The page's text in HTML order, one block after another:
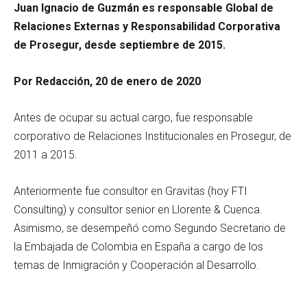
Juan Ignacio de Guzmán es responsable Global de
Relaciones Externas y Responsabilidad Corporativa
de Prosegur, desde septiembre de 2015.
Por Redacción, 20 de enero de 2020
Antes de ocupar su actual cargo, fue responsable
corporativo de Relaciones Institucionales en Prosegur, de
2011 a 2015.
Anteriormente fue consultor en Gravitas (hoy FTI
Consulting) y consultor senior en Llorente & Cuenca.
Asimismo, se desempeñó como Segundo Secretario de
la Embajada de Colombia en España a cargo de los
temas de Inmigración y Cooperación al Desarrollo.